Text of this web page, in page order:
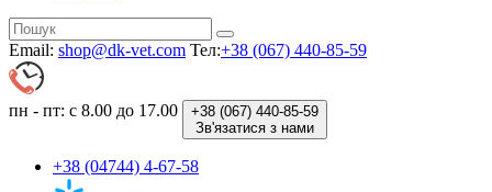
Email: shop@dk-vet.com Тел:+38 (067) 440-85-59
пн - пт: с 8.00 до 17.00 +38 (067) 440-85-59
Зв'язатися з нами
+38 (04744) 4-67-58